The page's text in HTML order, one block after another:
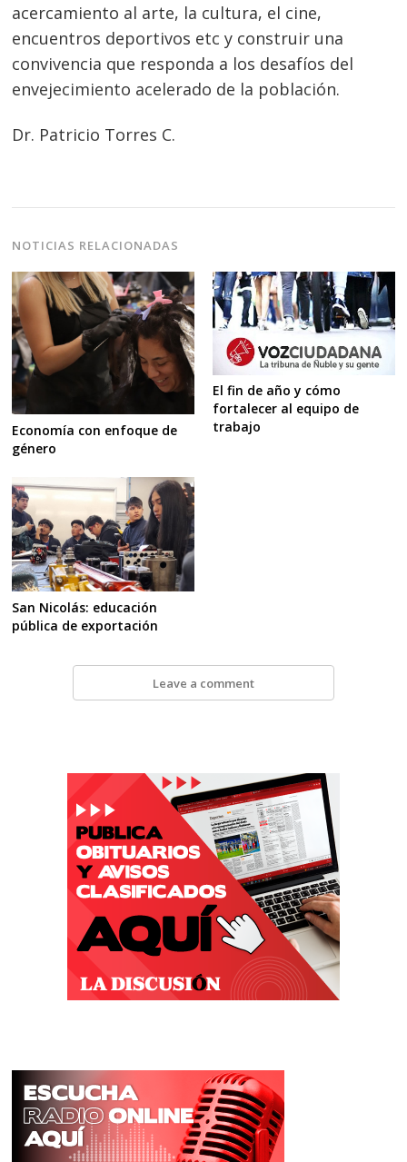
acercamiento al arte, la cultura, el cine,
encuentros deportivos etc y construir una
convivencia que responda a los desafíos del
envejecimiento acelerado de la población.
Dr. Patricio Torres C.
NOTICIAS RELACIONADAS
Economía con enfoque de
género
El fin de año y cómo
fortalecer al equipo de
trabajo
San Nicolás: educación
pública de exportación
Leave a comment